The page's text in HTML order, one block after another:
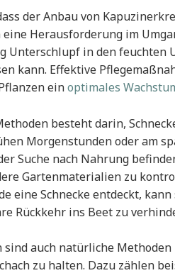
der Anbau von
eine Herausforderung im
Unterschlupf in den feuchten
kann. Effektive
einoptimales
besteht darin,
Morgenstunden oder am
Suche nach Nahrung
Gartenmaterialien zu
eine Schnecke entdeckt,
Rückkehr ins Beet zu
sind auch natürliche
zu halten. Dazu zählen